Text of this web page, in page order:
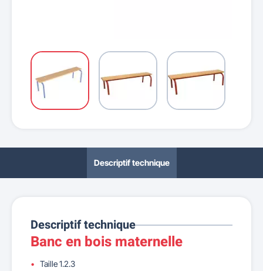
Descriptif technique
Descriptif technique
Banc en bois maternelle
Taille 1.2.3